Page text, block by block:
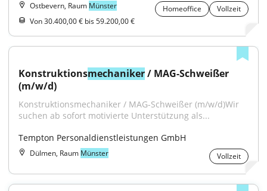
Ostbevern, Raum Münster Homeoffice
Vollzeit
Von 30.400,00 € bis 59.200,00 €
Konstruktionsmechaniker / MAG-Schweißer
(m/w/d)
Konstruktionsmechaniker / MAG-Schweißer (m/w/d)Wir
suchen ab sofort motivierte Unterstützung als...
Tempton Personaldienstleistungen GmbH
Dülmen, Raum Münster Vollzeit